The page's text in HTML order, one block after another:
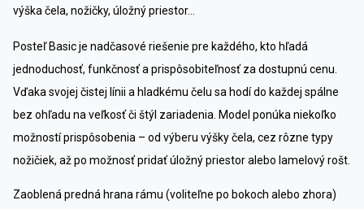
výška čela, nožičky, úložný priestor...
Posteľ Basic je nadčasové riešenie pre každého, kto hľadá
jednoduchosť, funkčnosť a prispôsobiteľnosť za dostupnú cenu.
Vďaka svojej čistej línii a hladkému čelu sa hodí do každej spálne
bez ohľadu na veľkosť či štýl zariadenia. Model ponúka niekoľko
možností prispôsobenia – od výberu výšky čela, cez rôzne typy
nožičiek, až po možnosť pridať úložný priestor alebo lamelový rošt.
Zaoblená predná hrana rámu (voliteľne po bokoch alebo zhora)